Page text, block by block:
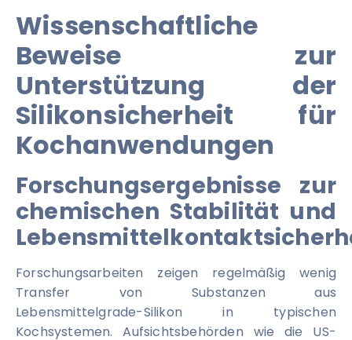
Wissenschaftliche
Beweise zur
Unterstützung der
Silikonsicherheit für
Kochanwendungen
Forschungsergebnisse zur
chemischen Stabilität und
Forschungsarbeiten zeigen regelmäßig wenig
Transfer von Substanzen aus
Lebensmittelgrade-Silikon in typischen
Kochsystemen. Aufsichtsbehörden wie die US-